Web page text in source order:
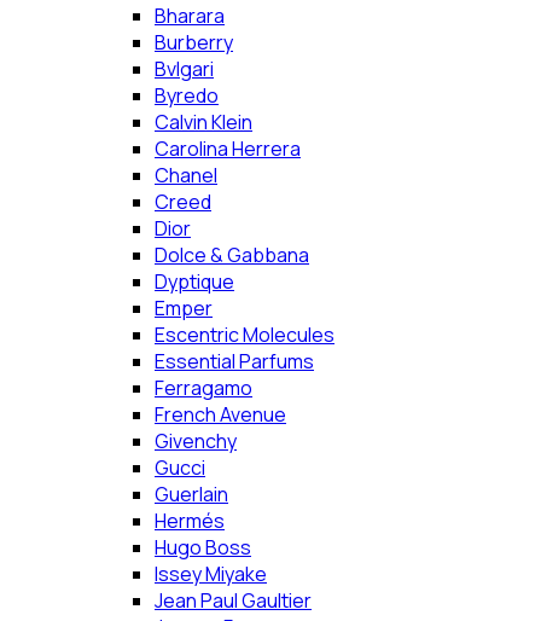
Bharara
Burberry
Bvlgari
Byredo
Calvin Klein
Carolina Herrera
Chanel
Creed
Dior
Dolce & Gabbana
Dyptique
Emper
Escentric Molecules
Essential Parfums
Ferragamo
French Avenue
Givenchy
Gucci
Guerlain
Hermés
Hugo Boss
Issey Miyake
Jean Paul Gaultier